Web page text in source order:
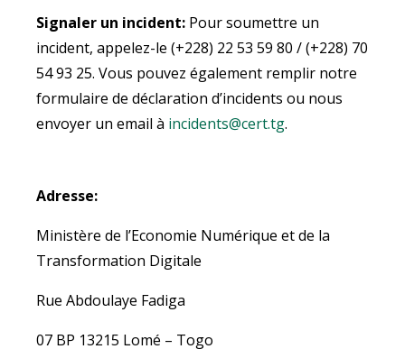
Signaler un incident: Pour soumettre un
incident, appelez-le (+228) 22 53 59 80 / (+228) 70
54 93 25. Vous pouvez également remplir notre
formulaire de déclaration d’incidents ou nous
envoyer un email à incidents@cert.tg.
Adresse:
Ministère de l’Economie Numérique et de la
Transformation Digitale
Rue Abdoulaye Fadiga
07 BP 13215 Lomé – Togo